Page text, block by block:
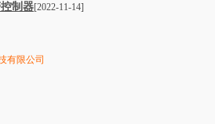
制器[2022-11-14]
有限公司